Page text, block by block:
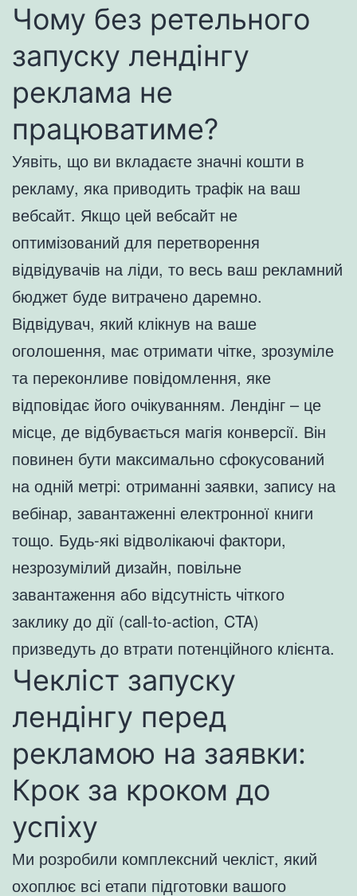
Чому без ретельного
запуску лендінгу
реклама не
працюватиме?
Уявіть, що ви вкладаєте значні кошти в
рекламу, яка приводить трафік на ваш
вебсайт. Якщо цей вебсайт не
оптимізований для перетворення
відвідувачів на ліди, то весь ваш рекламний
бюджет буде витрачено даремно.
Відвідувач, який клікнув на ваше
оголошення, має отримати чітке, зрозуміле
та переконливе повідомлення, яке
відповідає його очікуванням. Лендінг – це
місце, де відбувається магія конверсії. Він
повинен бути максимально сфокусований
на одній метрі: отриманні заявки, запису на
вебінар, завантаженні електронної книги
тощо. Будь-які відволікаючі фактори,
незрозумілий дизайн, повільне
завантаження або відсутність чіткого
заклику до дії (call-to-action, CTA)
призведуть до втрати потенційного клієнта.
Чекліст запуску
лендінгу перед
рекламою на заявки:
Крок за кроком до
успіху
Ми розробили комплексний чекліст, який
охоплює всі етапи підготовки вашого